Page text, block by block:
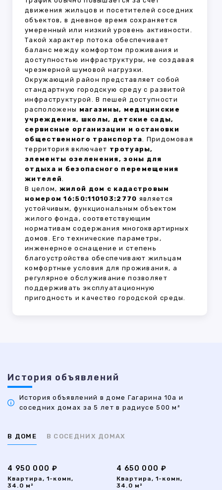
движения жильцов и посетителей соседних
объектов, в дневное время сохраняется
умеренный или низкий уровень активности.
Такой характер потока обеспечивает
баланс между комфортом проживания и
доступностью инфраструктуры, не создавая
чрезмерной шумовой нагрузки.
Окружающий район представляет собой
стандартную городскую среду с развитой
инфраструктурой. В пешей доступности
расположены магазины, медицинские
учреждения, школы, детские сады,
сервисные организации и остановки
общественного транспорта. Придомовая
территория включает тротуары,
элементы озеленения, зоны для
отдыха и безопасного перемещения
жителей.
В целом, жилой дом с кадастровым
номером 16:50:110103:2770 является
устойчивым, функциональным объектом
жилого фонда, соответствующим
нормативам содержания многоквартирных
домов. Его технические параметры,
инженерное оснащение и степень
благоустройства обеспечивают жильцам
комфортные условия для проживания, а
регулярное обслуживание позволяет
поддерживать эксплуатационную
пригодность и качество городской среды.
История объявлений
История объявлений в доме Гагарина 10а и
соседних домах за 5 лет в радиусе 500 м²
В ДОМЕ В СОСЕДНИХ ДОМАХ
4 950 000 ₽
Квартира, 1-комн,
34.0 м²
4 650 000 ₽
Квартира, 1-комн,
34.0 м²